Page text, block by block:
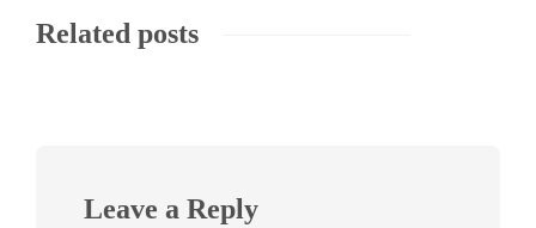
Related posts
Leave a Reply